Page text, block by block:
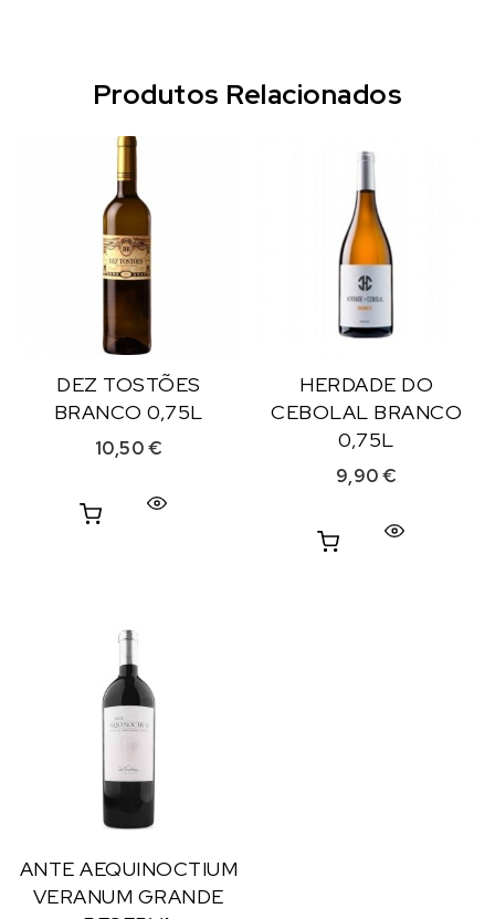
Produtos Relacionados
DEZ TOSTÕES
BRANCO 0,75L
10,50€
HERDADE DO
CEBOLAL BRANCO
0,75L
9,90€
ANTE AEQUINOCTIUM
VERANUM GRANDE